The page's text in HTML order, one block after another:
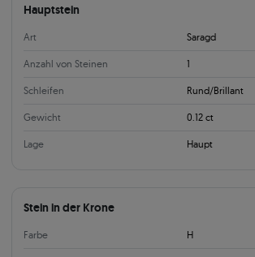
Hauptstein
Art Saragd
Anzahl von Steinen 1
Schleifen Rund/Brillant
Gewicht 0.12 ct
Lage Haupt
Stein in der Krone
Farbe H